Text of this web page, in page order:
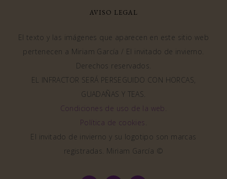
AVISO LEGAL
El texto y las imágenes que aparecen en este sitio web
pertenecen a Miriam García / El invitado de invierno.
Derechos reservados.
EL INFRACTOR SERÁ PERSEGUIDO CON HORCAS,
GUADAÑAS Y TEAS.
Condiciones de uso de la web.
Política de cookies.
El invitado de invierno y su logotipo son marcas
registradas. Miriam García ©